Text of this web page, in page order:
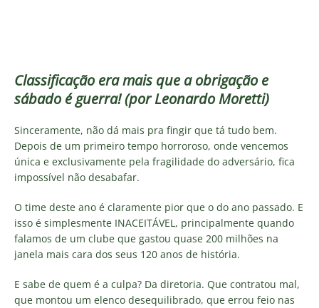
Classificação era mais que a obrigação e
sábado é guerra! (por Leonardo Moretti)
Sinceramente, não dá mais pra fingir que tá tudo bem.
Depois de um primeiro tempo horroroso, onde vencemos
única e exclusivamente pela fragilidade do adversário, fica
impossível não desabafar.
O time deste ano é claramente pior que o do ano passado. E
isso é simplesmente INACEITÁVEL, principalmente quando
falamos de um clube que gastou quase 200 milhões na
janela mais cara dos seus 120 anos de história.
E sabe de quem é a culpa? Da diretoria. Que contratou mal,
que montou um elenco desequilibrado, que errou feio nas